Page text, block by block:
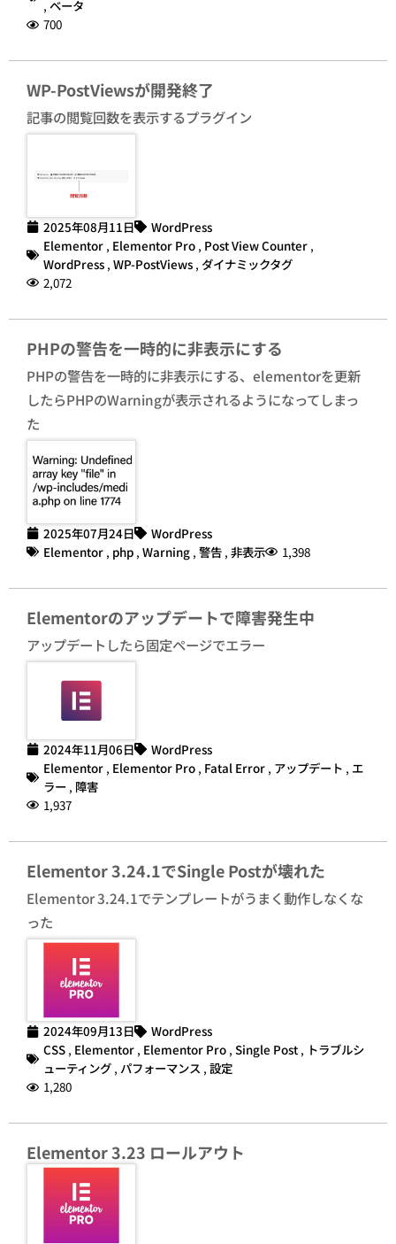
, ベータ
700
WP-PostViewsが開発終了
記事の閲覧回数を表示するプラグイン
2025年08月11日
WordPress
Elementor , Elementor Pro , Post View Counter ,
WordPress , WP-PostViews , ダイナミックタグ
2,072
PHPの警告を一時的に非表示にする
PHPの警告を一時的に非表示にする、elementorを更新
したらPHPのWarningが表示されるようになってしまっ
た
2025年07月24日
WordPress
Elementor , php , Warning , 警告 , 非表示 1,398
Elementorのアップデートで障害発生中
アップデートしたら固定ページでエラー
2024年11月06日
WordPress
Elementor , Elementor Pro , Fatal Error , アップデート , エ
ラー , 障害
1,937
Elementor 3.24.1でSingle Postが壊れた
Elementor 3.24.1でテンプレートがうまく動作しなくな
った
2024年09月13日
WordPress
CSS , Elementor , Elementor Pro , Single Post , トラブルシ
ューティング , パフォーマンス , 設定
1,280
Elementor 3.23 ロールアウト